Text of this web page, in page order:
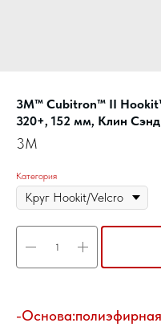
3M™ Cubitron™ II
320+, 152 мм, Клин
3M
Категория
-